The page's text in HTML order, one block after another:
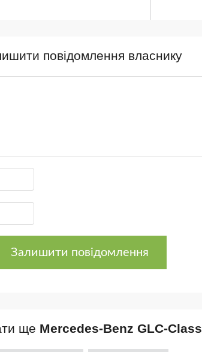
повідомлення власнику
Залишити повідомлення
ще Mercedes-Benz GLC-Class